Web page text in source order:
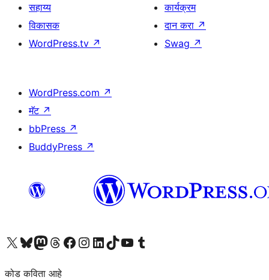
सहाय्य
विकासक
WordPress.tv ↗
कार्यक्रम
दान करा ↗
Swag ↗
WordPress.com ↗
मॅट ↗
bbPress ↗
BuddyPress ↗
आमच्या X (एक्स) (पूर्वीचे ट्विटर) खात्याला भेट द्या आमच्या ब्लूस्की खात्याला भेट द्या.आमच्या Mastodon खात्याला भेट द्या.आमच्या थ्रेड्स खात्याला भेट द्या. आमच्या फेसबुक पेजला भेट द्या आमच्या इंस्टाग्राम खात्याला भेट द्या आमच्या लिंक्डइन खात्याला भेट द्या आमच्या टिकटॉक अकाउंटला भेट द्या.आमच्या यूट्यूब चॅनेलला भेट द्या आमच्या टंबलर खात्याला भेट द्या.
कोड कविता आहे